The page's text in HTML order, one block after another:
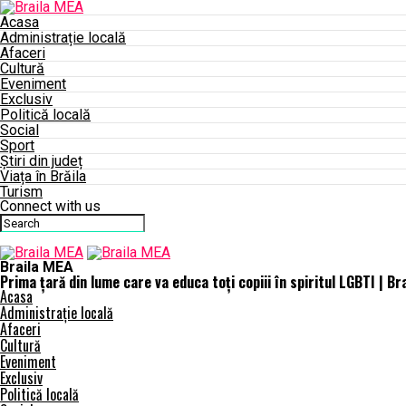
Acasa
Administrație locală
Afaceri
Cultură
Eveniment
Exclusiv
Politică locală
Social
Sport
Știri din județ
Viața în Brăila
Turism
Connect with us
Braila MEA
Prima țară din lume care va educa toți copiii în spiritul LGBTI |
Acasa
Administrație locală
Afaceri
Cultură
Eveniment
Exclusiv
Politică locală